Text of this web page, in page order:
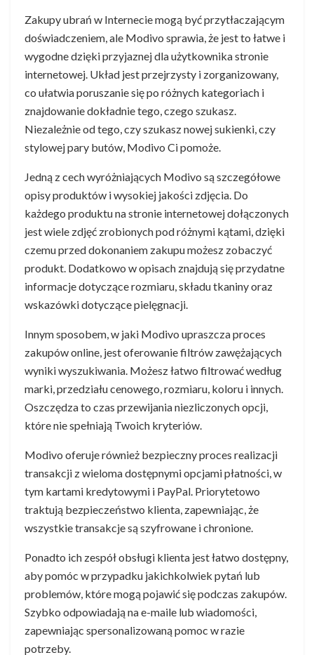
Zakupy ubrań w Internecie mogą być przytłaczającym
doświadczeniem, ale Modivo sprawia, że jest to łatwe i
wygodne dzięki przyjaznej dla użytkownika stronie
internetowej. Układ jest przejrzysty i zorganizowany,
co ułatwia poruszanie się po różnych kategoriach i
znajdowanie dokładnie tego, czego szukasz.
Niezależnie od tego, czy szukasz nowej sukienki, czy
stylowej pary butów, Modivo Ci pomoże.
Jedną z cech wyróżniających Modivo są szczegółowe
opisy produktów i wysokiej jakości zdjęcia. Do
każdego produktu na stronie internetowej dołączonych
jest wiele zdjęć zrobionych pod różnymi kątami, dzięki
czemu przed dokonaniem zakupu możesz zobaczyć
produkt. Dodatkowo w opisach znajdują się przydatne
informacje dotyczące rozmiaru, składu tkaniny oraz
wskazówki dotyczące pielęgnacji.
Innym sposobem, w jaki Modivo upraszcza proces
zakupów online, jest oferowanie filtrów zawężających
wyniki wyszukiwania. Możesz łatwo filtrować według
marki, przedziału cenowego, rozmiaru, koloru i innych.
Oszczędza to czas przewijania niezliczonych opcji,
które nie spełniają Twoich kryteriów.
Modivo oferuje również bezpieczny proces realizacji
transakcji z wieloma dostępnymi opcjami płatności, w
tym kartami kredytowymi i PayPal. Priorytetowo
traktują bezpieczeństwo klienta, zapewniając, że
wszystkie transakcje są szyfrowane i chronione.
Ponadto ich zespół obsługi klienta jest łatwo dostępny,
aby pomóc w przypadku jakichkolwiek pytań lub
problemów, które mogą pojawić się podczas zakupów.
Szybko odpowiadają na e-maile lub wiadomości,
zapewniając spersonalizowaną pomoc w razie
potrzeby.